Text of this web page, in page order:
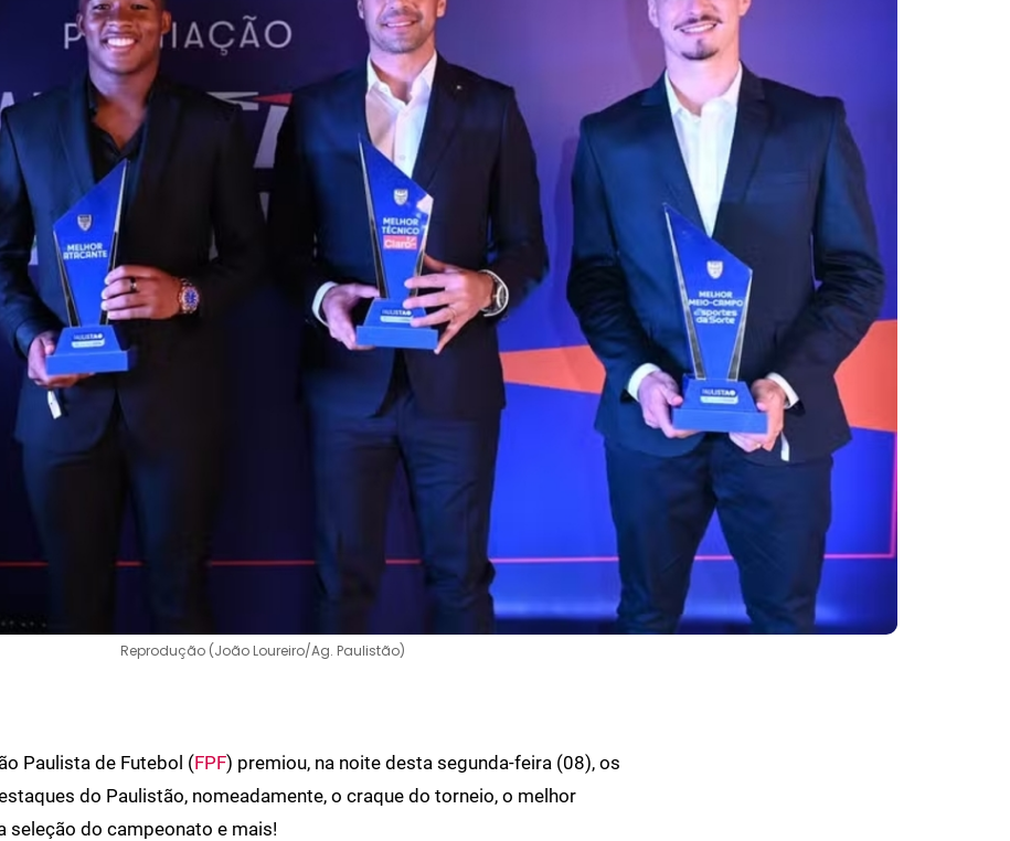
Reprodução (João Loureiro/Ag. Paulistão)
Paulista de Futebol (FPF) premiou, na noite desta segunda-feira (08), os
do Paulistão, nomeadamente, o craque do torneio, o melhor
seleção do campeonato e mais!